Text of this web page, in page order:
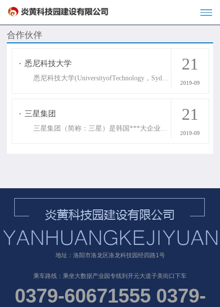
合作伙伴
悉尼科技大学
悉尼科技大学(UniversityofTechnology，Sydney)是目前澳大利亚***大的综合性政府公立大学之一，在澳洲各高校各项指标评估中名列前茅。 澳大利亚悉尼科技大学被誉为澳大利亚***受尊敬的大学之一，其成功之处在于学校的课程采取面向行业应用和研究的方式，科学而又切合实际地将理论知识和***技能相结合，并且通过和行业及商界领袖的紧密联系，不断地保持着课程的实用性和先进性，....
21
2019-09
三星集团
三星集团（简称：三星）是韩国***大企业，同时也是一家大型跨国企业集团，三星集团包括众多的国际下属企业，旗下子公司有：三星电子、三星物产、三星生命、三星航空、三星人寿保险等等，业务涉及电子、金融、机械、化学等众多领域。 三星中央空调是三星集团的的产品之一，而创新是三星业务永续发展的关键所在。随着新技术的不断推出，保持良好的竞争力在当今数码时代至关重要。此外，还需要不断探索新的市场方向，通....
21
2019-09
地址：洛阳市洛龙区洛龙科技园经四路1号
乘车路线：乘坐大数据产业园专线到开元大道子美街口下车
0379-60671555 0379-